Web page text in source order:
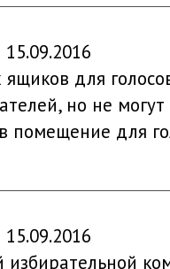
для
но не
помещение для